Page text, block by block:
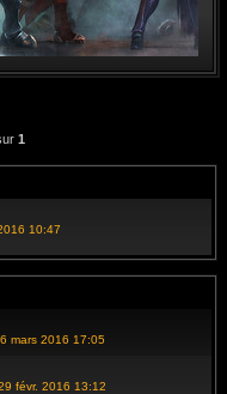
1
10:47
mars 2016 17:05
févr. 2016 13:12